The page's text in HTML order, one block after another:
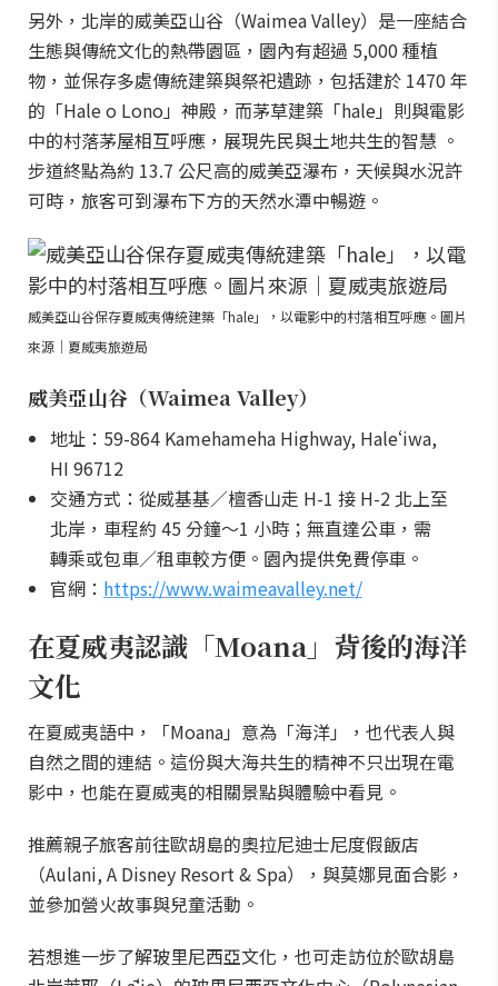
另外，北岸的威美亞山谷（Waimea Valley）是一座結合
生態與傳統文化的熱帶園區，園內有超過 5,000 種植
物，並保存多處傳統建築與祭祀遺跡，包括建於 1470 年
的「Hale o Lono」神殿，而茅草建築「hale」則與電影
中的村落茅屋相互呼應，展現先民與土地共生的智慧 。
步道終點為約 13.7 公尺高的威美亞瀑布，天候與水況許
可時，旅客可到瀑布下方的天然水潭中暢遊。
威美亞山谷保存夏威夷傳統建築「hale」，以電影中的村落相互呼應。圖片
來源｜夏威夷旅遊局
威美亞山谷（Waimea Valley）
地址：59-864 Kamehameha Highway, Haleʻiwa,
HI 96712
交通方式：從威基基／檀香山走 H-1 接 H-2 北上至
北岸，車程約 45 分鐘～1 小時；無直達公車，需
轉乘或包車／租車較方便。園內提供免費停車。
官網： https://www.waimeavalley.net/
在夏威夷認識「Moana」背後的海洋
文化
在夏威夷語中，「Moana」意為「海洋」，也代表人與
自然之間的連結。這份與大海共生的精神不只出現在電
影中，也能在夏威夷的相關景點與體驗中看見。
推薦親子旅客前往歐胡島的奧拉尼迪士尼度假飯店
（Aulani, A Disney Resort & Spa），與莫娜見面合影，
並參加營火故事與兒童活動。
若想進一步了解玻里尼西亞文化，也可走訪位於歐胡島